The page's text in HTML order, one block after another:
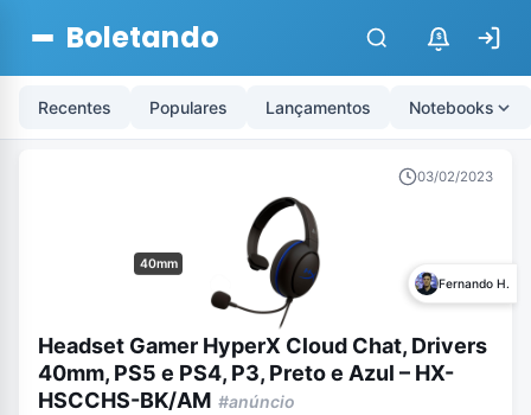
Boletando $
Recentes Populares Lançamentos Notebooks
03/02/2023
40mm
Fernando H.
Headset Gamer HyperX Cloud Chat, Drivers
40mm, PS5 e PS4, P3, Preto e Azul – HX-
HSCCHS-BK/AM #anúncio